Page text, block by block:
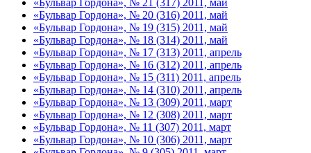
«Бульвар Гордона», № 20 (316) 2011, май
«Бульвар Гордона», № 19 (315) 2011, май
«Бульвар Гордона», № 18 (314) 2011, май
«Бульвар Гордона», № 17 (313) 2011, апрель
«Бульвар Гордона», № 16 (312) 2011, апрель
«Бульвар Гордона», № 15 (311) 2011, апрель
«Бульвар Гордона», № 14 (310) 2011, апрель
«Бульвар Гордона», № 13 (309) 2011, март
«Бульвар Гордона», № 12 (308) 2011, март
«Бульвар Гордона», № 11 (307) 2011, март
«Бульвар Гордона», № 10 (306) 2011, март